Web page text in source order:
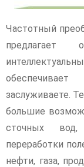
Частотный
предлагает
заслуживаете.
большие
сточных вод,
переработки
нефти, газа,